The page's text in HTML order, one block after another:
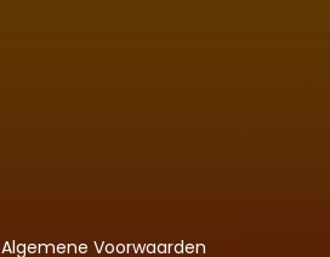
Algemene Voorwaarden